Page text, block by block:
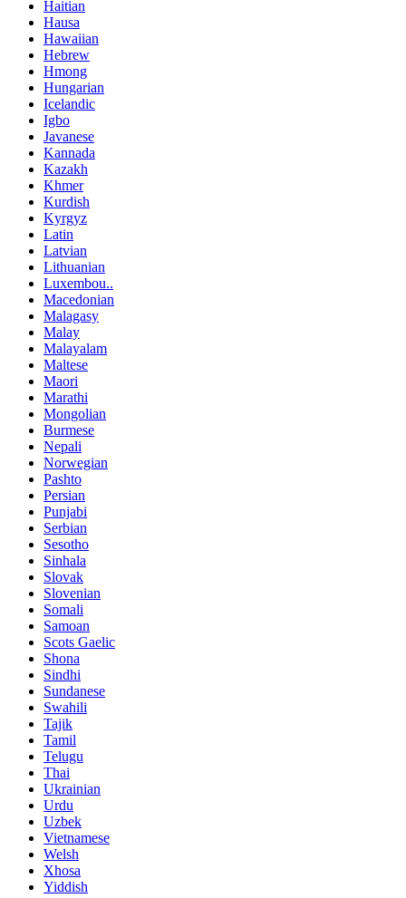
Haitian
Hausa
Hawaiian
Hebrew
Hmong
Hungarian
Icelandic
Igbo
Javanese
Kannada
Kazakh
Khmer
Kurdish
Kyrgyz
Latin
Latvian
Lithuanian
Luxembou..
Macedonian
Malagasy
Malay
Malayalam
Maltese
Maori
Marathi
Mongolian
Burmese
Nepali
Norwegian
Pashto
Persian
Punjabi
Serbian
Sesotho
Sinhala
Slovak
Slovenian
Somali
Samoan
Scots Gaelic
Shona
Sindhi
Sundanese
Swahili
Tajik
Tamil
Telugu
Thai
Ukrainian
Urdu
Uzbek
Vietnamese
Welsh
Xhosa
Yiddish